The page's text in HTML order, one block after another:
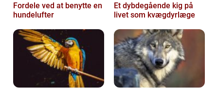
Fordele ved at benytte en
hundelufter
Et dybdegående kig på
livet som kvægdyrlæge